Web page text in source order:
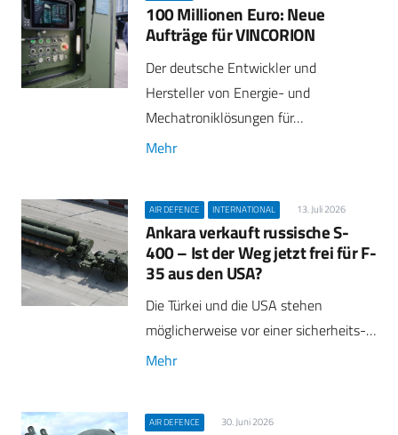
100 Millionen Euro: Neue
Aufträge für VINCORION
Der deutsche Entwickler und
Hersteller von Energie- und
Mechatroniklösungen für…
Mehr
AIR DEFENCE INTERNATIONAL 13. Juli 2026
Ankara verkauft russische S-
400 – Ist der Weg jetzt frei für F-
35 aus den USA?
Die Türkei und die USA stehen
möglicherweise vor einer sicherheits-…
Mehr
AIR DEFENCE 30. Juni 2026